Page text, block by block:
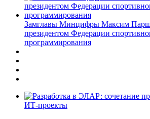
Замглавы Минцифры Максим
президентом Федерации
программирования
ИТ-проекты